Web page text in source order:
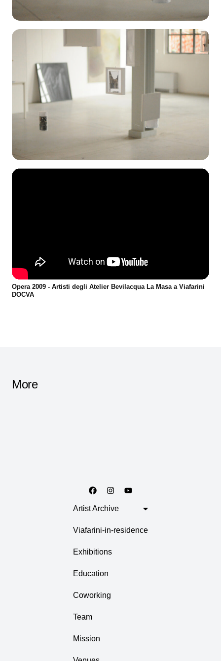
Opera 2009 - Artisti degli Atelier Bevilacqua La Masa a Viafarini
DOCVA
More
Artist Archive
Viafarini-in-residence
Exhibitions
Education
Coworking
Team
Mission